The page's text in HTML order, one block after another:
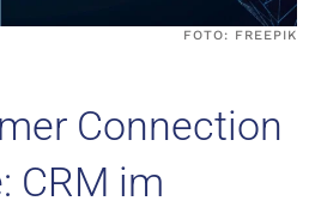
FOTO: FREEPIK
Connection
CRM im